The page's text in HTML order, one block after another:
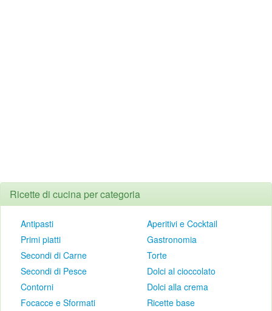
Ricette di cucina per categoria
Antipasti
Primi piatti
Secondi di Carne
Secondi di Pesce
Contorni
Focacce e Sformati
Aperitivi e Cocktail
Gastronomia
Torte
Dolci al cioccolato
Dolci alla crema
Ricette base